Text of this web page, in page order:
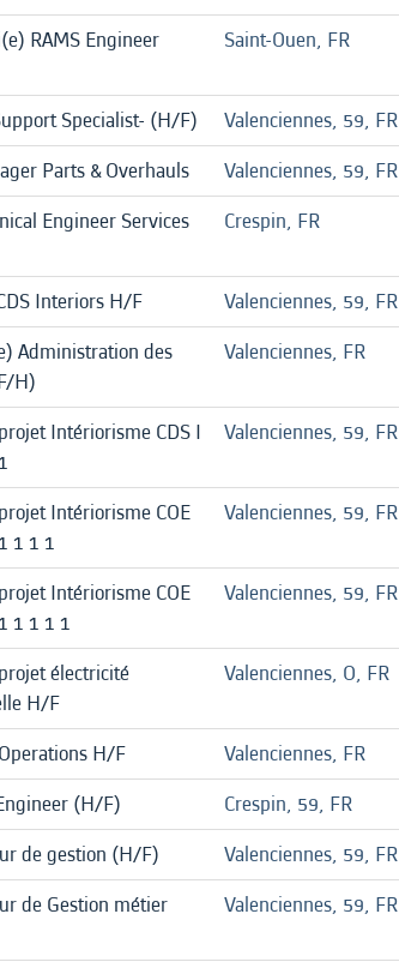
RAMS Engineer
Saint-Ouen, FR
Specialist- (H/F) Valenciennes, 59, FR
Parts & Overhauls
Valenciennes, 59, FR
Engineer Services
Crespin, FR
Interiors H/F Valenciennes, 59, FR
Administration des
H)
Valenciennes, FR
Intériorisme CDS I
Valenciennes, 59, FR
Intériorisme COE
1 1 1
Valenciennes, 59, FR
Intériorisme COE
1 1 1 1
Valenciennes, 59, FR
électricité
H/F
Valenciennes, O, FR
H/F Valenciennes, FR
(H/F)
Crespin, 59, FR
de gestion (H/F)
Valenciennes, 59, FR
de Gestion métier
Valenciennes, 59, FR